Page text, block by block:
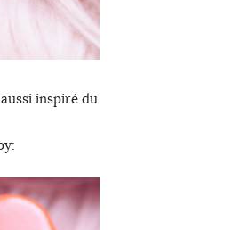
inspiré du